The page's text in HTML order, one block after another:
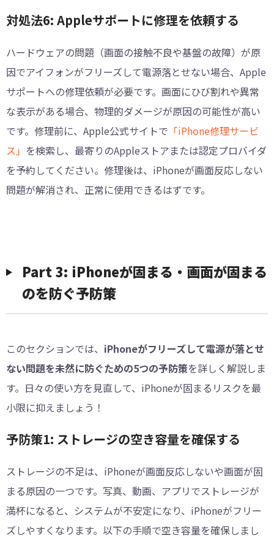
対処法6: Appleサポートに修理を依頼する
ハードウェアの問題（画面の接触不良や基盤の故障）が原
因でアイフォンがフリーズして電源落とせない場合、Apple
サポートへの修理依頼が必要です。画面にひび割れや異常
な表示がある場合、物理的ダメージが原因の可能性が高い
です。修理前に、Apple公式サイトで 「iPhone修理サービ
ス」 を検索し、最寄りのAppleストアまたは認定プロバイダ
を予約してください。修理後は、iPhoneが画面反応しない
問題が解消され、正常に使用できるはずです。
Part 3: iPhoneが固まる・画面が固まる
のを防ぐ予防策
このセクションでは、 iPhoneがフリーズして電源が落とせ
ない問題を未然に防ぐための5つの予防策を詳しく解説しま
す。日々の使い方を見直して、iPhoneが固まるリスクを最
小限に抑えましょう！
予防策1: ストレージの空き容量を確保する
ストレージの不足は、iPhoneが画面反応しないや画面が固
まる原因の一つです。写真、動画、アプリでストレージが
満杯になると、システムが不安定になり、iPhoneがフリー
ズしやすくなります。以下の手順で空き容量を確保しまし